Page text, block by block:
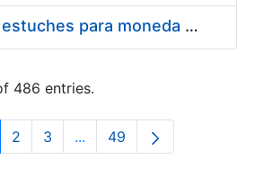
Suministro de estuches para moneda de 30 €
486 entries.
Page
2 Page
3 ...Intermediate Pages Use
Page
49